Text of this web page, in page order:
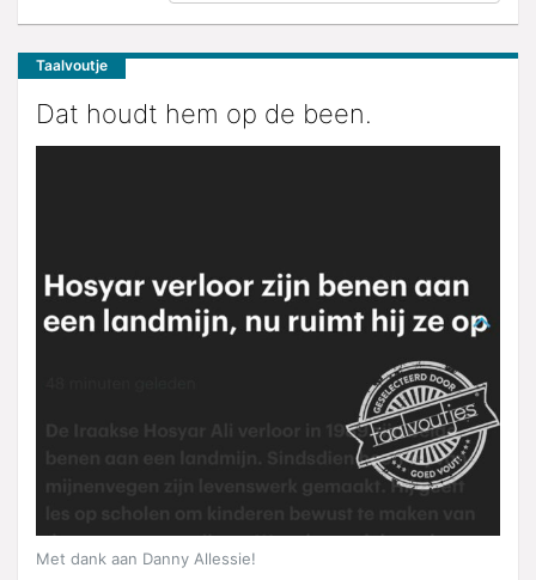
Taalvoutje
Dat houdt hem op de been.
Met dank aan Danny Allessie!